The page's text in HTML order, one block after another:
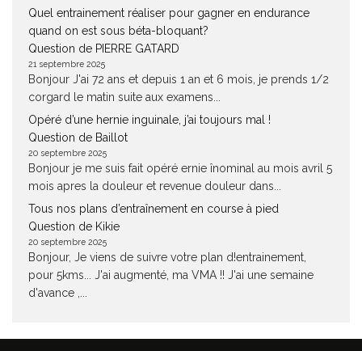
Quel entrainement réaliser pour gagner en endurance
quand on est sous béta-bloquant?
Question de PIERRE GATARD
21 septembre 2025
Bonjour J'ai 72 ans et depuis 1 an et 6 mois, je prends 1/2
corgard le matin suite aux examens...
Opéré d’une hernie inguinale, j’ai toujours mal !
Question de Baillot
20 septembre 2025
Bonjour je me suis fait opéré ernie înominal au mois avril 5
mois apres la douleur et revenue douleur dans...
Tous nos plans d’entraînement en course à pied
Question de Kikie
20 septembre 2025
Bonjour, Je viens de suivre votre plan d!entrainement,
pour 5kms... J'ai augmenté, ma VMA !! J'ai une semaine
d'avance ,...